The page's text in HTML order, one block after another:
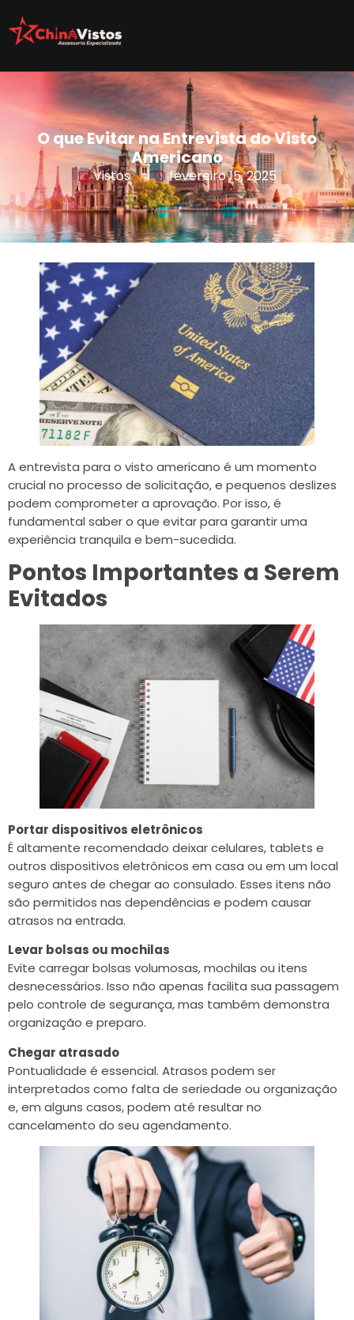
O que Evitar na Entrevista do Visto
Americano
Vistos fevereiro 15, 2025
A entrevista para o visto americano é um momento
crucial no processo de solicitação, e pequenos deslizes
podem comprometer a aprovação. Por isso, é
fundamental saber o que evitar para garantir uma
experiência tranquila e bem-sucedida.
Pontos Importantes a Serem
Evitados
Portar dispositivos eletrônicos
É altamente recomendado deixar celulares, tablets e
outros dispositivos eletrônicos em casa ou em um local
seguro antes de chegar ao consulado. Esses itens não
são permitidos nas dependências e podem causar
atrasos na entrada.
Levar bolsas ou mochilas
Evite carregar bolsas volumosas, mochilas ou itens
desnecessários. Isso não apenas facilita sua passagem
pelo controle de segurança, mas também demonstra
organização e preparo.
Chegar atrasado
Pontualidade é essencial. Atrasos podem ser
interpretados como falta de seriedade ou organização
e, em alguns casos, podem até resultar no
cancelamento do seu agendamento.